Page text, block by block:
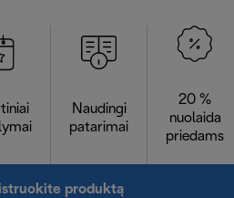
Naudingi
patarimai
20 %
nuolaida
priedams
produktą